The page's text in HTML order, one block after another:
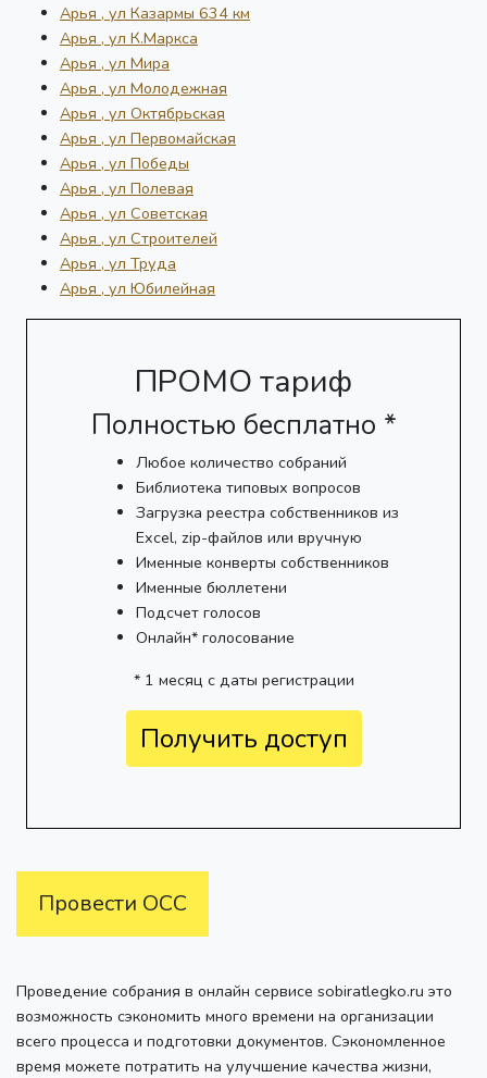
Арья , ул Казармы 634 км
Арья , ул К.Маркса
Арья , ул Мира
Арья , ул Молодежная
Арья , ул Октябрьская
Арья , ул Первомайская
Арья , ул Победы
Арья , ул Полевая
Арья , ул Советская
Арья , ул Строителей
Арья , ул Труда
Арья , ул Юбилейная
ПРОМО тариф
Полностью бесплатно *
Любое количество собраний
Библиотека типовых вопросов
Загрузка реестра собственников из
Excel, zip-файлов или вручную
Именные конверты собственников
Именные бюллетени
Подсчет голосов
Онлайн* голосование
* 1 месяц с даты регистрации
Получить доступ
Провести ОСС
Проведение собрания в онлайн сервисе sobiratlegko.ru это
возможность сэкономить много времени на организации
всего процесса и подготовки документов. Сэкономленное
время можете потратить на улучшение качества жизни,